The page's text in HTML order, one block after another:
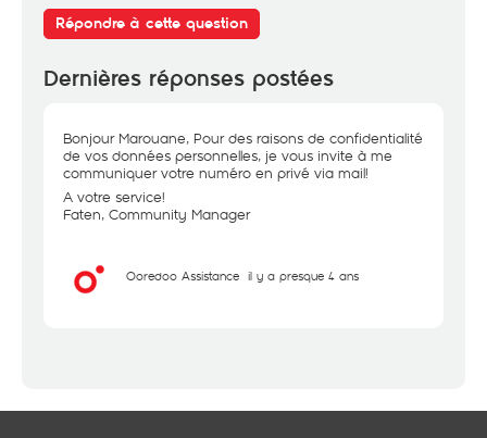
Répondre à cette question
Dernières réponses postées
Bonjour Marouane, Pour des raisons de confidentialité
de vos données personnelles, je vous invite à me
communiquer votre numéro en privé via mail!
A votre service!
Faten, Community Manager
Ooredoo Assistance il y a presque 4 ans